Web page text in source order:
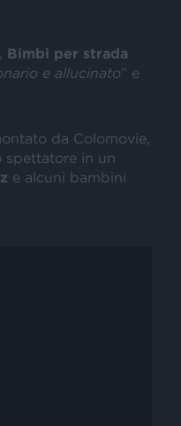
Bimbi per strada
e allucinato” e
da Colomovie,
spettatore in un
e alcuni bambini